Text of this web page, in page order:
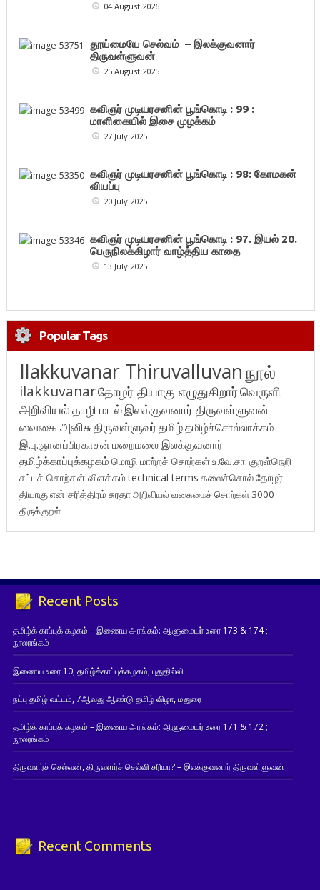
04 August 2026
தூய்மையே செல்வம் – இலக்குவனார்
திருவள்ளுவன்
25 August 2025
கவிஞர் முடியரசனின் பூங்கொடி : 99 :
மாளிகையில் இசை முழக்கம்
27 July 2025
கவிஞர் முடியரசனின் பூங்கொடி : 98: கோமகன்
வியப்பு
20 July 2025
கவிஞர் முடியரசனின் பூங்கொடி : 97. இயல் 20.
பெருநிலக்கிழார் வாழ்த்திய காதை
13 July 2025
Popular Tags
Ilakkuvanar Thiruvalluvanநூல்
ilakkuvanarதோழர் தியாகு எழுதுகிறார்வெருளி
அறிவியல்தாழி மடல்இலக்குவனார் திருவள்ளுவன்
வைகை அனிசுதிருவள்ளுவர்தமிழ்தமிழ்ச்சொல்லாக்கம்
இ.பு.ஞானப்பிரகாசன் மறைமலை இலக்குவனார்
தமிழ்க்காப்புக்கழகம் மொழி மாற்றச் சொற்கள்உ.வே.சா. குறள்நெறி
சட்டச் சொற்கள் விளக்கம்technical terms கலைச்சொல்தோழர்
தியாகுஎன் சரித்திரம்சுரதாஅறிவியல் வகைமைச் சொற்கள் 3000
திருக்குறள்
Recent Posts
தமிழ்க் காப்புக் கழகம் – இணைய அரங்கம்: ஆளுமையர் உரை 173 & 174 ;
நூலரங்கம்
இணைய உரை 10, தமிழ்க்காப்புக்கழகம், புதுதில்லி
நட்பு தமிழ் வட்டம், 7ஆவது ஆண்டு தமிழ் விழா, மதுரை
தமிழ்க் காப்புக் கழகம் – இணைய அரங்கம்: ஆளுமையர் உரை 171 & 172 ;
நூலரங்கம்
திருவளர்ச் செல்வன், திருவளர்ச் செல்வி சரியா? – இலக்குவனார் திருவள்ளுவன்
Recent Comments